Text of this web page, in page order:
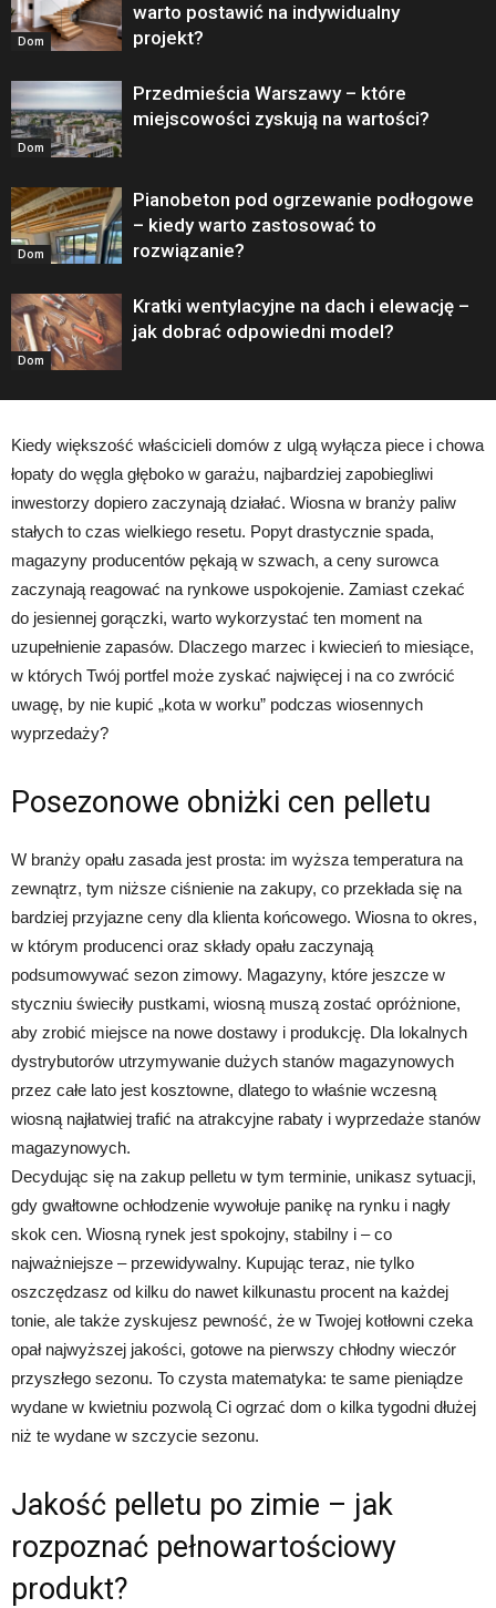
Dom
warto postawić na indywidualny
projekt?
Dom
Przedmieścia Warszawy – które
miejscowości zyskują na wartości?
Dom
Pianobeton pod ogrzewanie podłogowe
– kiedy warto zastosować to
rozwiązanie?
Dom
Kratki wentylacyjne na dach i elewację –
jak dobrać odpowiedni model?
Kiedy większość właścicieli domów z ulgą wyłącza piece i chowa
łopaty do węgla głęboko w garażu, najbardziej zapobiegliwi
inwestorzy dopiero zaczynają działać. Wiosna w branży paliw
stałych to czas wielkiego resetu. Popyt drastycznie spada,
magazyny producentów pękają w szwach, a ceny surowca
zaczynają reagować na rynkowe uspokojenie. Zamiast czekać
do jesiennej gorączki, warto wykorzystać ten moment na
uzupełnienie zapasów. Dlaczego marzec i kwiecień to miesiące,
w których Twój portfel może zyskać najwięcej i na co zwrócić
uwagę, by nie kupić „kota w worku” podczas wiosennych
wyprzedaży?
Posezonowe obniżki cen pelletu
W branży opału zasada jest prosta: im wyższa temperatura na
zewnątrz, tym niższe ciśnienie na zakupy, co przekłada się na
bardziej przyjazne ceny dla klienta końcowego. Wiosna to okres,
w którym producenci oraz składy opału zaczynają
podsumowywać sezon zimowy. Magazyny, które jeszcze w
styczniu świeciły pustkami, wiosną muszą zostać opróżnione,
aby zrobić miejsce na nowe dostawy i produkcję. Dla lokalnych
dystrybutorów utrzymywanie dużych stanów magazynowych
przez całe lato jest kosztowne, dlatego to właśnie wczesną
wiosną najłatwiej trafić na atrakcyjne rabaty i wyprzedaże stanów
magazynowych.
Decydując się na zakup pelletu w tym terminie, unikasz sytuacji,
gdy gwałtowne ochłodzenie wywołuje panikę na rynku i nagły
skok cen. Wiosną rynek jest spokojny, stabilny i – co
najważniejsze – przewidywalny. Kupując teraz, nie tylko
oszczędzasz od kilku do nawet kilkunastu procent na każdej
tonie, ale także zyskujesz pewność, że w Twojej kotłowni czeka
opał najwyższej jakości, gotowe na pierwszy chłodny wieczór
przyszłego sezonu. To czysta matematyka: te same pieniądze
wydane w kwietniu pozwolą Ci ogrzać dom o kilka tygodni dłużej
niż te wydane w szczycie sezonu.
Jakość pelletu po zimie – jak
rozpoznać pełnowartościowy
produkt?